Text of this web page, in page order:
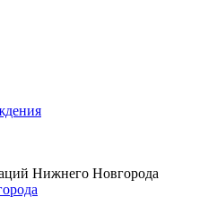
Нижнего Новгорода